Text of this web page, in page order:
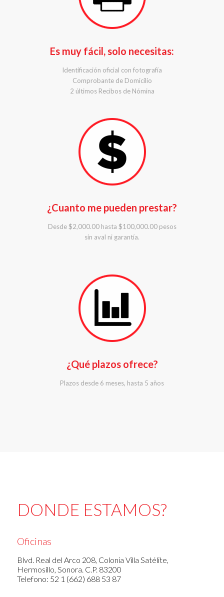
Es muy fácil, solo necesitas:
Identificación oficial con fotografía
Comprobante de Domicilio
2 últimos Recibos de Nómina
¿Cuanto me pueden prestar?
Desde $2,000.00 hasta $100,000.00 pesos
sin aval ni garantía.
¿Qué plazos ofrece?
Plazos desde 6 meses, hasta 5 años
DONDE ESTAMOS?
Oficinas
Blvd. Real del Arco 208, Colonia Villa Satélite,
Hermosillo, Sonora. C.P. 83200
Telefono: 52 1 (662) 688 53 87